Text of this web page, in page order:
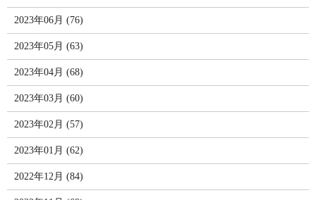
2023年06月 (76)
2023年05月 (63)
2023年04月 (68)
2023年03月 (60)
2023年02月 (57)
2023年01月 (62)
2022年12月 (84)